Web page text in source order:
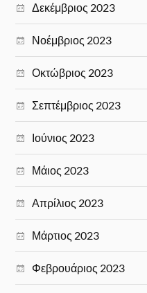
Δεκέμβριος 2023
Νοέμβριος 2023
Οκτώβριος 2023
Σεπτέμβριος 2023
Ιούνιος 2023
Μάιος 2023
Απρίλιος 2023
Μάρτιος 2023
Φεβρουάριος 2023